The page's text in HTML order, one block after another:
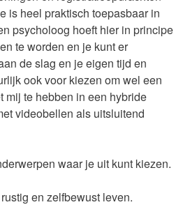
is heel praktisch toepasbaar in
psycholoog hoeft hier in principe
te worden en je kunt er
de slag en je eigen tijd en
ook voor kiezen om wel een
mij te hebben in een hybride
videobellen als uitsluitend
waar je uit kunt kiezen.
en zelfbewust leven.